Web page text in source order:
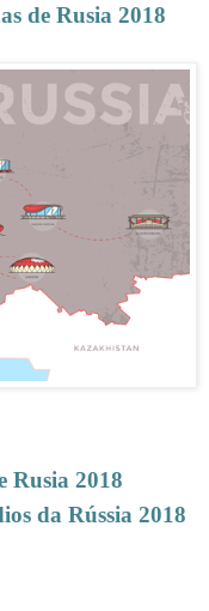
de Rusia 2018
Rusia 2018
da Rússia 2018